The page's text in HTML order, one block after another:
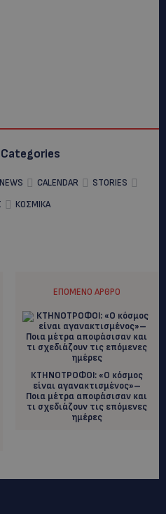
CALENDAR
STORIES
ΚΟΣΜΙΚΑ
ΕΠΌΜΕΝΟ ΆΡΘΡΟ
ΚΤΗΝΟΤΡΟΦΟΙ: «Ο κόσμος
είναι αγανακτισμένος»–
Ποια μέτρα αποφάσισαν και
τι σχεδιάζουν τις επόμενες
ημέρες